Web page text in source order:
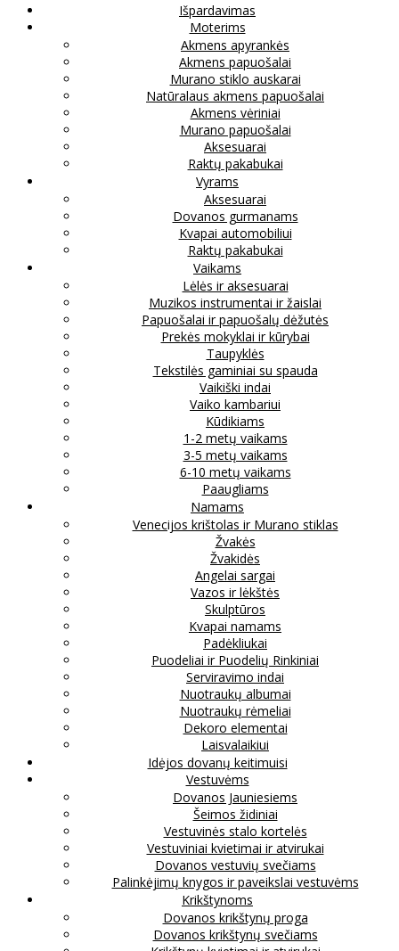
Išpardavimas
Moterims
Akmens apyrankės
Akmens papuošalai
Murano stiklo auskarai
Natūralaus akmens papuošalai
Akmens vėriniai
Murano papuošalai
Aksesuarai
Raktų pakabukai
Vyrams
Aksesuarai
Dovanos gurmanams
Kvapai automobiliui
Raktų pakabukai
Vaikams
Lėlės ir aksesuarai
Muzikos instrumentai ir žaislai
Papuošalai ir papuošalų dėžutės
Prekės mokyklai ir kūrybai
Taupyklės
Tekstilės gaminiai su spauda
Vaikiški indai
Vaiko kambariui
Kūdikiams
1-2 metų vaikams
3-5 metų vaikams
6-10 metų vaikams
Paaugliams
Namams
Venecijos krištolas ir Murano stiklas
Žvakės
Žvakidės
Angelai sargai
Vazos ir lėkštės
Skulptūros
Kvapai namams
Padėkliukai
Puodeliai ir Puodelių Rinkiniai
Serviravimo indai
Nuotraukų albumai
Nuotraukų rėmeliai
Dekoro elementai
Laisvalaikiui
Idėjos dovanų keitimuisi
Vestuvėms
Dovanos Jauniesiems
Šeimos židiniai
Vestuvinės stalo kortelės
Vestuviniai kvietimai ir atvirukai
Dovanos vestuvių svečiams
Palinkėjimų knygos ir paveikslai vestuvėms
Krikštynoms
Dovanos krikštynų proga
Dovanos krikštynų svečiams